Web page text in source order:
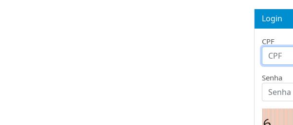
Login
CPF
Senha